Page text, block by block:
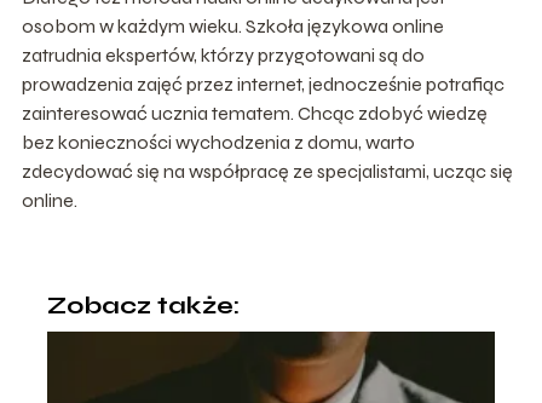
osobom w każdym wieku. Szkoła językowa online
zatrudnia ekspertów, którzy przygotowani są do
prowadzenia zajęć przez internet, jednocześnie potrafiąc
zainteresować ucznia tematem. Chcąc zdobyć wiedzę
bez konieczności wychodzenia z domu, warto
zdecydować się na współpracę ze specjalistami, ucząc się
online.
Zobacz także: